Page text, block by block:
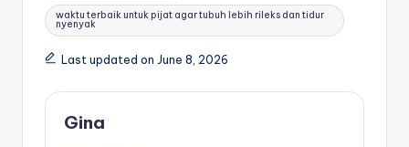
waktu terbaik untuk pijat agar tubuh lebih rileks dan tidur
nyenyak
Last updated on June 8, 2026
Gina